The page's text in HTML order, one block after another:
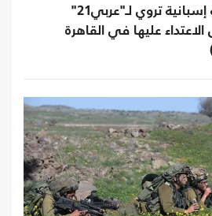
برلمانية إسبانية تروي لـ"عربي21"
عليها في القاهرة